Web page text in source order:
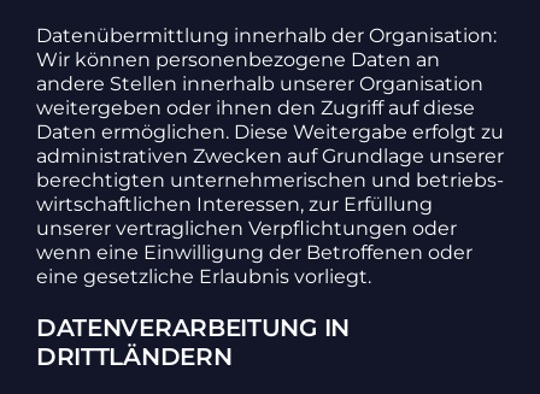
Daten­über­mitt­lung inner­halb der Orga­ni­sa­tion:
Wir können perso­nen­be­zo­gene Daten an
andere Stellen inner­halb unserer Orga­ni­sa­tion
weiter­geben oder ihnen den Zugriff auf diese
Daten ermög­li­chen. Diese Weiter­gabe erfolgt zu
admi­nis­tra­tiven Zwecken auf Grund­lage unserer
berech­tigten unter­neh­me­ri­schen und betriebs­
wirt­schaft­li­chen Inter­essen, zur Erfül­lung
unserer vertrag­li­chen Verpflich­tungen oder
wenn eine Einwil­li­gung der Betrof­fenen oder
eine gesetz­liche Erlaubnis vorliegt.
DATENVERARBEITUNG IN
DRITTLÄNDERN